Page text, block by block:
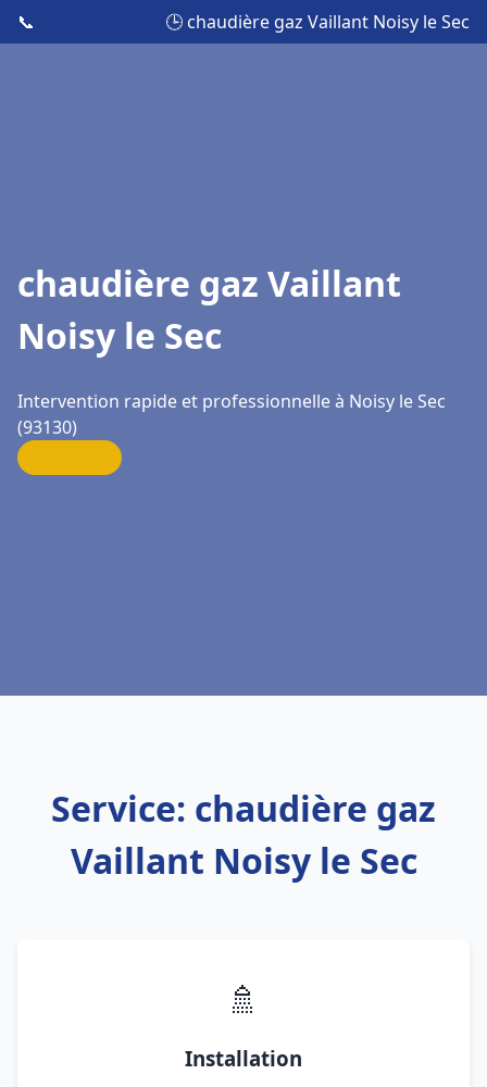
📞 🕒 chaudière gaz Vaillant Noisy le Sec
chaudière gaz Vaillant
Noisy le Sec
Intervention rapide et professionnelle à Noisy le Sec
(93130)
Service: chaudière gaz
Vaillant Noisy le Sec
🚿
Installation